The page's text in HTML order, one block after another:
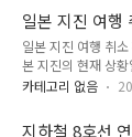
70미터 떨어진 과녁
접하게 맞추는 것이
질문 (FAQ)온누리
장 찾기 바로가기
은 전통시장과 지역
별한 상품권입니다.
있으며, 특히 지역
부터 5년 동안 유효
일본 지진 여행
방법)
일본 지진 여행 취
본 지진의 현재 상
으로 인한 비행기 환
성일본 지진 대비
카테고리 없음
지하철 8호선